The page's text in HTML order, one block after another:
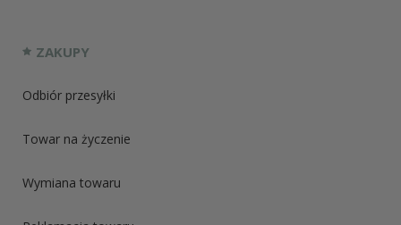
ZAKUPY
Odbiór przesyłki
Towar na życzenie
Wymiana towaru